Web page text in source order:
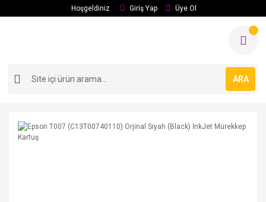
Hoşgeldiniz Giriş Yap Üye Ol
ARA